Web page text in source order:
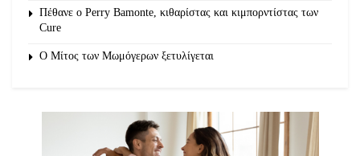
Πέθανε ο Perry Bamonte, κιθαρίστας και κιμπορντίστας των
Cure
O Μίτος των Μωμόγερων ξετυλίγεται